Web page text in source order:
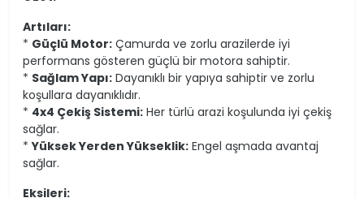
Artıları:
* Güçlü Motor: Çamurda ve zorlu arazilerde iyi
performans gösteren güçlü bir motora sahiptir.
* Sağlam Yapı: Dayanıklı bir yapıya sahiptir ve zorlu
koşullara dayanıklıdır.
* 4x4 Çekiş Sistemi: Her türlü arazi koşulunda iyi çekiş
sağlar.
*Yüksek Yerden Yükseklik: Engel aşmada avantaj
sağlar.
Eksileri: